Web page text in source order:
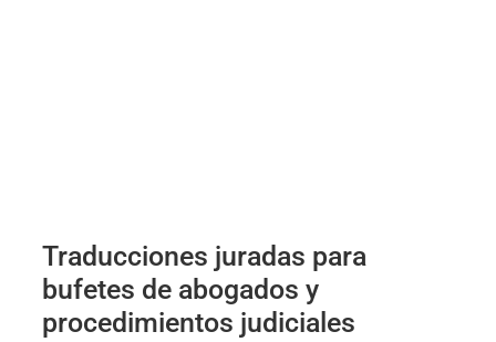
Traducciones juradas para
bufetes de abogados y
procedimientos judiciales